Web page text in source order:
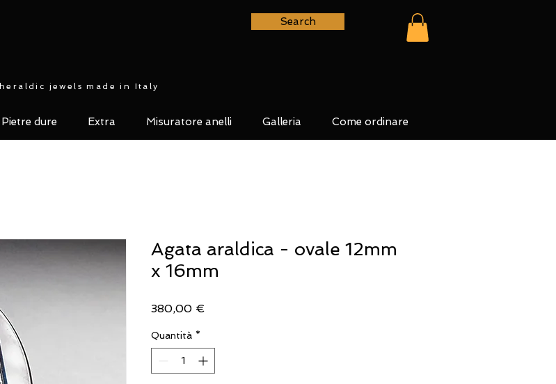
Search
Pietre dure Extra Misuratore anelli Galleria Come ordinare
Agata araldica - ovale 12mm
x 16mm
380,00 €
Quantità *
heraldic jewels made in Italy